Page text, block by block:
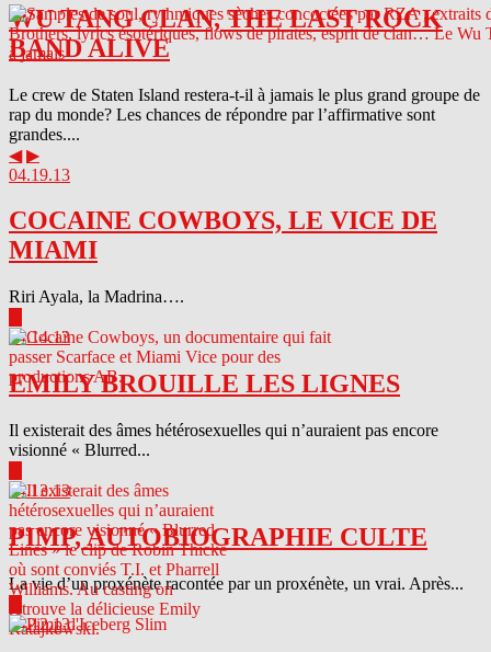
WU TANG CLAN, THE LAST ROCK
BAND ALIVE
Le crew de Staten Island restera-t-il à jamais le plus grand groupe de
rap du monde? Les chances de répondre par l’affirmative sont
grandes....
◀ ▶
04.19.13
COCAINE COWBOYS, LE VICE DE
MIAMI
Riri Ayala, la Madrina….
04.14.13
EMILY BROUILLE LES LIGNES
Il existerait des âmes hétérosexuelles qui n’auraient pas encore
visionné « Blurred...
04.13.13
PIMP, AUTOBIOGRAPHIE CULTE
La vie d’un proxénète racontée par un proxénète, un vrai. Après...
04.12.13